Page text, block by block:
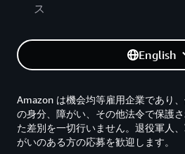
ス
English
Amazon は機会均等雇用企業であり
の身分、障がい、その他法令で保護
た差別を一切行いません。退役軍人
がいのある方の応募を歓迎します。